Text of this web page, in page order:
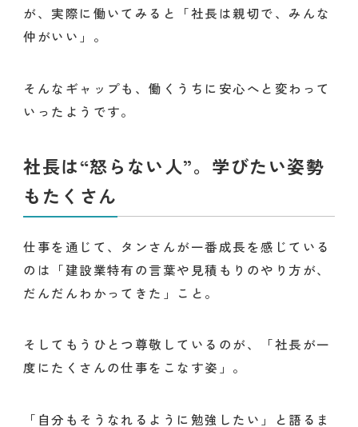
が、実際に働いてみると「社長は親切で、みんな
仲がいい」。
そんなギャップも、働くうちに安心へと変わって
いったようです。
社長は“怒らない人”。学びたい姿勢
もたくさん
仕事を通じて、タンさんが一番成長を感じている
のは「建設業特有の言葉や見積もりのやり方が、
だんだんわかってきた」こと。
そしてもうひとつ尊敬しているのが、「社長が一
度にたくさんの仕事をこなす姿」。
「自分もそうなれるように勉強したい」と語るま